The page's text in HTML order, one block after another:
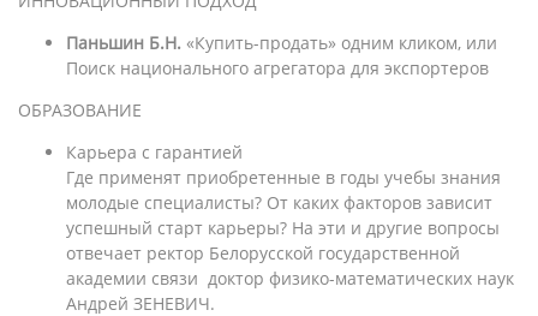
Паньшин Б.Н. «Купить-продать» одним кликом, или
Поиск национального агрегатора для экспортеров
ОБРАЗОВАНИЕ
Карьера с гарантией
Где применят приобретенные в годы учебы знания
молодые специалисты? От каких факторов зависит
успешный старт карьеры? На эти и другие вопросы
отвечает ректор Белорусской государственной
академии связи доктор физико-математических наук
Андрей ЗЕНЕВИЧ.